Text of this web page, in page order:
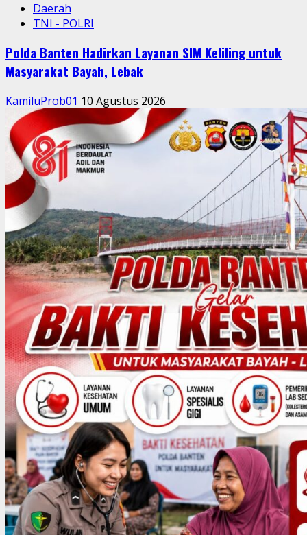
Daerah
TNI - POLRI
Polda Banten Hadirkan Layanan SIM Keliling untuk
Masyarakat Bayah, Lebak
KamiluProb01 10 Agustus 2026